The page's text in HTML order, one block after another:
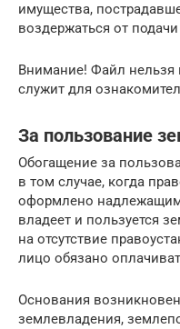
имущества,
воздержаться от
Внимание! Файл нельзя
служит для
За пользование
Обогащение за
в том случае, когда
оформлено
владеет и пользуется
на отсутствие
лицо обязано
Основания
землевладения,